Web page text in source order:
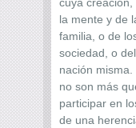
cuya
la mente y de
familia, o de
sociedad, o
nación
no son más
participar en
de una